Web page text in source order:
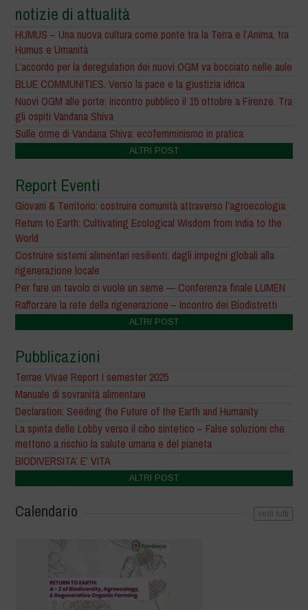
notizie di attualità
HUMUS – Una nuova cultura come ponte tra la Terra e l’Anima, tra
Humus e Umanità
L’accordo per la deregulation dei nuovi OGM va bocciato nelle aule
BLUE COMMUNITIES. Verso la pace e la giustizia idrica
Nuovi OGM alle porte: incontro pubblico il 15 ottobre a Firenze. Tra
gli ospiti Vandana Shiva
Sulle orme di Vandana Shiva: ecofemminismo in pratica
ALTRI POST
Report Eventi
Giovani & Territorio: costruire comunità attraverso l’agroecologia
Return to Earth: Cultivating Ecological Wisdom from India to the
World
Costruire sistemi alimentari resilienti: dagli impegni globali alla
rigenerazione locale
Per fare un tavolo ci vuole un seme — Conferenza finale LUMEN
Rafforzare la rete della rigenerazione – Incontro dei Biodistretti
ALTRI POST
Pubblicazioni
Terrae Vivae Report I semester 2025
Manuale di sovranità alimentare
Declaration: Seeding the Future of the Earth and Humanity
La spinta delle Lobby verso il cibo sintetico – False soluzioni che
mettono a rischio la salute umana e del pianeta
BIODIVERSITA’ E’ VITA
ALTRI POST
Calendario vedi tutti